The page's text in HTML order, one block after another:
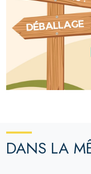
DANS LA